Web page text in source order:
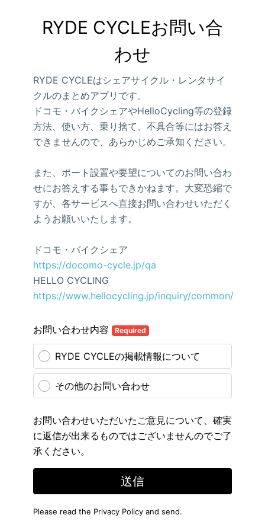
RYDE CYCLEお問い合
わせ
RYDE CYCLEはシェアサイクル・レンタサイ
クルのまとめアプリです。
ドコモ・バイクシェアやHelloCycling等の登録
方法、使い方、乗り捨て、不具合等にはお答え
できませんので、あらかじめご承知ください。
また、ポート設置や要望についてのお問い合わ
せにお答えする事もできかねます。大変恐縮で
すが、各サービスへ直接お問い合わせいただく
ようお願いいたします。
ドコモ・バイクシェア
https://docomo-cycle.jp/qa
HELLO CYCLING
https://www.hellocycling.jp/inquiry/common/
お問い合わせ内容 Required
RYDE CYCLEの掲載情報について
その他のお問い合わせ
お問い合わせいただいたご意見について、確実
に返信が出来るものではございませんのでご了
承ください。
送信
Please read the Privacy Policy and send.